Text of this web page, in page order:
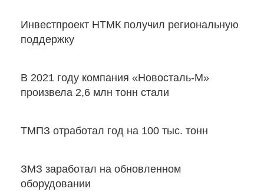
Инвестпроект НТМК получил региональную
поддержку
В 2021 году компания «Новосталь-М»
произвела 2,6 млн тонн стали
ТМПЗ отработал год на 100 тыс. тонн
ЗМЗ заработал на обновленном
оборудовании